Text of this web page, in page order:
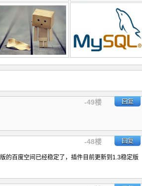
-49楼 回复
-48楼 回复
的百度空间已经稳定了，插件目前更新到1.3稳定版